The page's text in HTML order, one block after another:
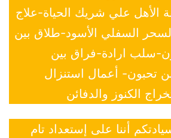
الأهل علي شريك الحياة-علاج
السفلي الأسود-طلاق بين
سلب ارادة-فراق بين
تحبون- أعمال استنزال
الكنوز والدفائن
أننا على إستعداد تام